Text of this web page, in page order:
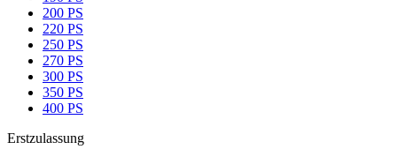
200 PS
220 PS
250 PS
270 PS
300 PS
350 PS
400 PS
Erstzulassung